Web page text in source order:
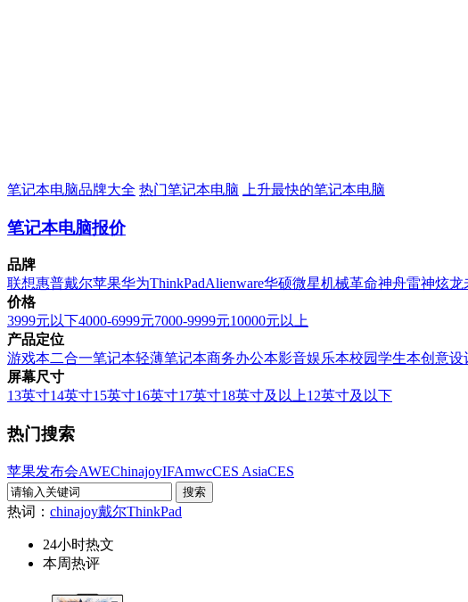
笔记本电脑品牌大全 热门笔记本电脑 上升最快的笔记本电脑
笔记本电脑报价
品牌
联想惠普戴尔苹果华为ThinkPadAlienware华硕微星机械革命神舟雷神炫龙
价格
3999元以下4000-6999元7000-9999元10000元以上
产品定位
游戏本二合一笔记本轻薄笔记本商务办公本影音娱乐本校园学生本创意设
屏幕尺寸
13英寸14英寸15英寸16英寸17英寸18英寸及以上12英寸及以下
热门搜索
苹果发布会AWEChinajoyIFAmwcCES AsiaCES
热词： chinajoy戴尔ThinkPad
24小时热文
本周热评